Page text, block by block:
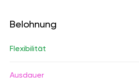
Belohnung
Flexibilität
Ausdauer